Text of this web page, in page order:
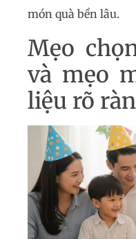
món quà bền lâu.
Mẹo
và mẹo
liệu rõ